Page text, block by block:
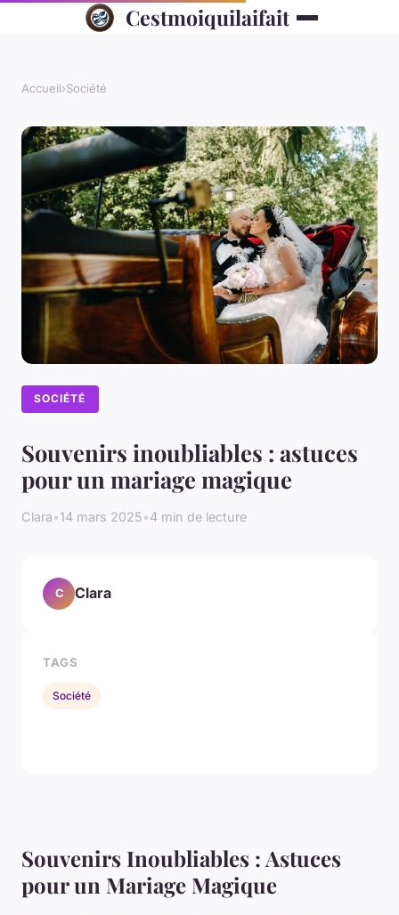
Cestmoiquilaifait
Accueil›Société
SOCIÉTÉ
Souvenirs inoubliables : astuces
pour un mariage magique
Clara•14 mars 2025•4 min de lecture
Souvenirs Inoubliables : Astuces
pour un Mariage Magique
C Clara
TAGS
Société